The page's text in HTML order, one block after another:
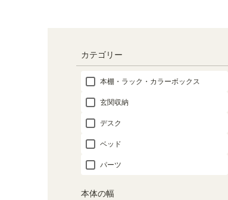
カテゴリー
本棚・ラック・カラーボックス
玄関収納
デスク
ベッド
パーツ
本体の幅